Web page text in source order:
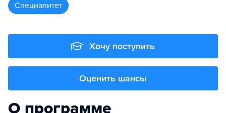
специалитет
Хочу поступить
Оценить шансы
О программе